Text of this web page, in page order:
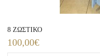
8 ΖΩΣΤΙΚΟ
100,00€